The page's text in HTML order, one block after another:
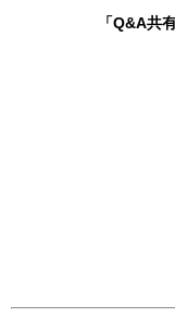
「Q&A共